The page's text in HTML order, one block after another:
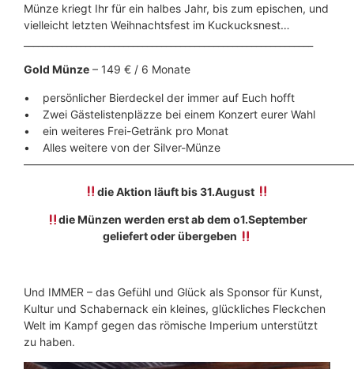
Münze kriegt Ihr für ein halbes Jahr, bis zum epischen, und
vielleicht letzten Weihnachtsfest im Kuckucksnest…
Gold Münze – 149 € / 6 Monate
• persönlicher Bierdeckel der immer auf Euch hofft
• Zwei Gästelistenpläzze bei einem Konzert eurer Wahl
• ein weiteres Frei-Getränk pro Monat
• Alles weitere von der Silver-Münze
die Aktion läuft bis 31.August
die Münzen werden erst ab dem o1.September
geliefert oder übergeben
Und IMMER – das Gefühl und Glück als Sponsor für Kunst,
Kultur und Schabernack ein kleines, glückliches Fleckchen
Welt im Kampf gegen das römische Imperium unterstützt
zu haben.